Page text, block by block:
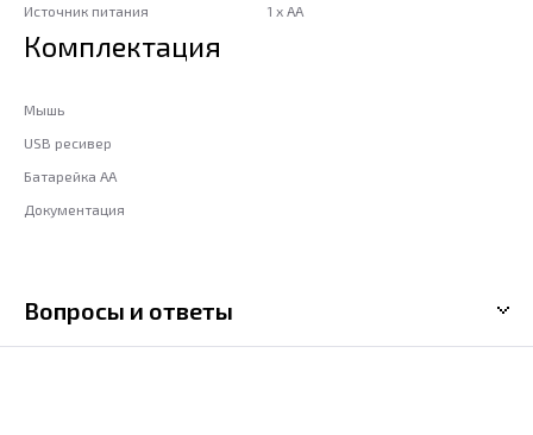
Источник питания 1 x AA
Комплектация
Мышь
USB ресивер
Батарейка АА
Документация
Вопросы и ответы